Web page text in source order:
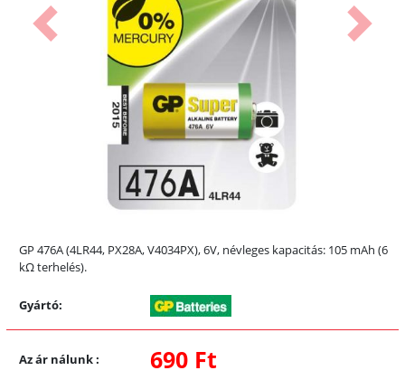
Előző
GP 476A (4LR44, PX28A, V4034PX), 6V, névleges kapacitás: 105 mAh (6
kΩ terhelés).
Gyártó:
Az ár nálunk: 690 Ft